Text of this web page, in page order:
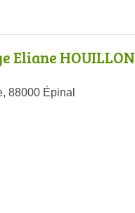
Eliane HOUILLON
88000 Épinal